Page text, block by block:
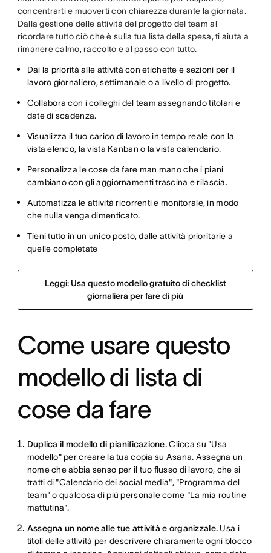
concentrarti e muoverti con chiarezza durante la giornata.
Dalla gestione delle attività del progetto del team al
ricordare tutto ciò che è sulla tua lista della spesa, ti aiuta a
rimanere calmo, raccolto e al passo con tutto.
Dai la priorità alle attività con etichette e sezioni per il
lavoro giornaliero, settimanale o a livello di progetto.
Collabora con i colleghi del team assegnando titolari e
date di scadenza.
Visualizza il tuo carico di lavoro in tempo reale con la
vista elenco, la vista Kanban o la vista calendario.
Personalizza le cose da fare man mano che i piani
cambiano con gli aggiornamenti trascina e rilascia.
Automatizza le attività ricorrenti e monitorale, in modo
che nulla venga dimenticato.
Tieni tutto in un unico posto, dalle attività prioritarie a
quelle completate
Leggi: Usa questo modello gratuito di checklist
giornaliera per fare di più
Come usare questo
modello di lista di
cose da fare
Duplica il modello di pianificazione.Clicca su "Usa
modello" per creare la tua copia su Asana. Assegna un
nome che abbia senso per il tuo flusso di lavoro, che si
tratti di "Calendario dei social media", "Programma del
team" o qualcosa di più personale come "La mia routine
mattutina".
Assegna un nome alle tue attività e organizzale. Usa i
titoli delle attività per descrivere chiaramente ogni blocco